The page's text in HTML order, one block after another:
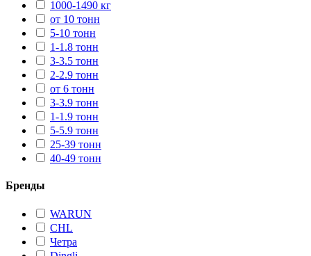
1000-1490 кг
от 10 тонн
5-10 тонн
1-1.8 тонн
3-3.5 тонн
2-2.9 тонн
от 6 тонн
3-3.9 тонн
1-1.9 тонн
5-5.9 тонн
25-39 тонн
40-49 тонн
Бренды
WARUN
CHL
Четра